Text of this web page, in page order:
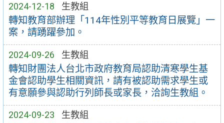
2024-12-18 生教組
轉知教育部辦理「114年性別平等教育日展覽」一
案，請踴躍參加。
2024-09-26 生教組
轉知財團法人台北市政府教育局認助清寒學生基
金會認助學生相關資訊，請有被認助需求學生或
有意願參與認助行列師長或家長，洽詢生教組。
2024-09-23 生教組